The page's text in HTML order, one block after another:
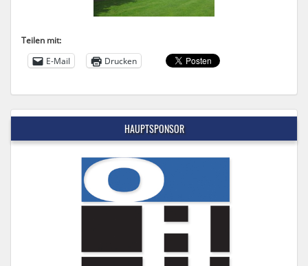
Teilen mit:
E-Mail
Drucken
HAUPTSPONSOR